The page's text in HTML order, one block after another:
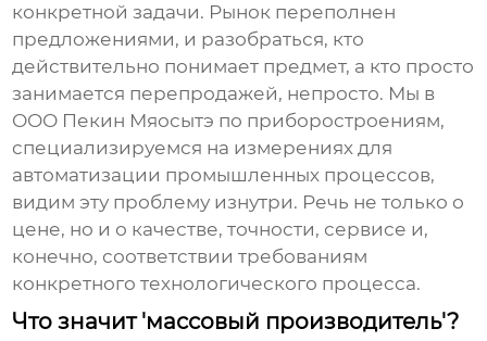
конкретной задачи. Рынок переполнен
предложениями, и разобраться, кто
действительно понимает предмет, а кто просто
занимается перепродажей, непросто. Мы в
ООО Пекин Мяосытэ по приборостроениям,
специализируемся на измерениях для
автоматизации промышленных процессов,
видим эту проблему изнутри. Речь не только о
цене, но и о качестве, точности, сервисе и,
конечно, соответствии требованиям
конкретного технологического процесса.
Что значит 'массовый производитель'?